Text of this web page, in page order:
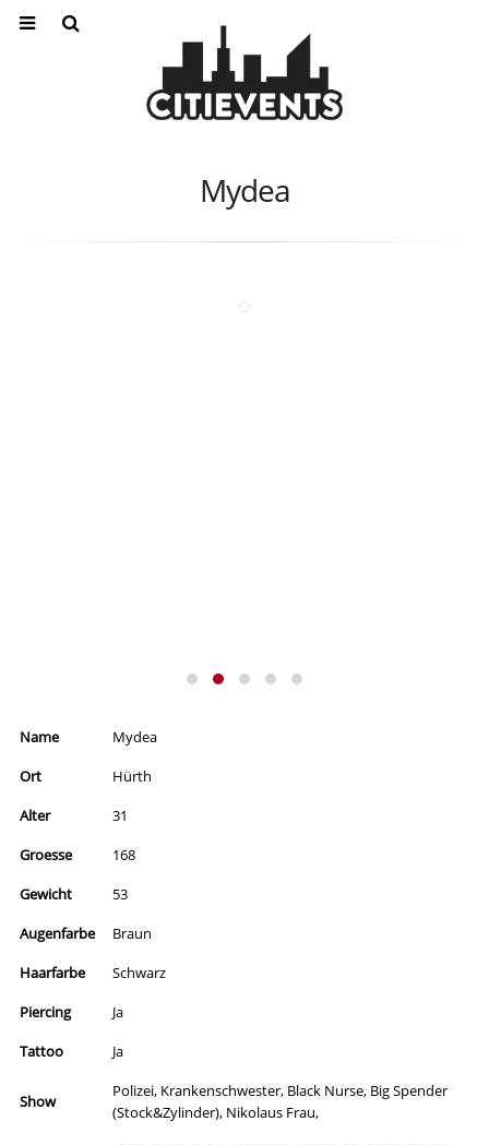
Mydea
Name
Mydea
Ort
Hürth
Alter
31
Groesse
168
Gewicht
53
Augenfarbe
Braun
Haarfarbe
Schwarz
Piercing
Ja
Tattoo
Ja
Show
Polizei, Krankenschwester, Black Nurse, Big Spender
(Stock&Zylinder), Nikolaus Frau,